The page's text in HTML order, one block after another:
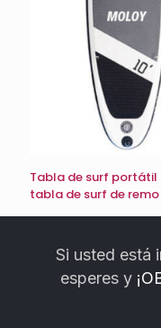
Tabla de surf portátil
tabla de surf de remo
Si usted está
esperes y